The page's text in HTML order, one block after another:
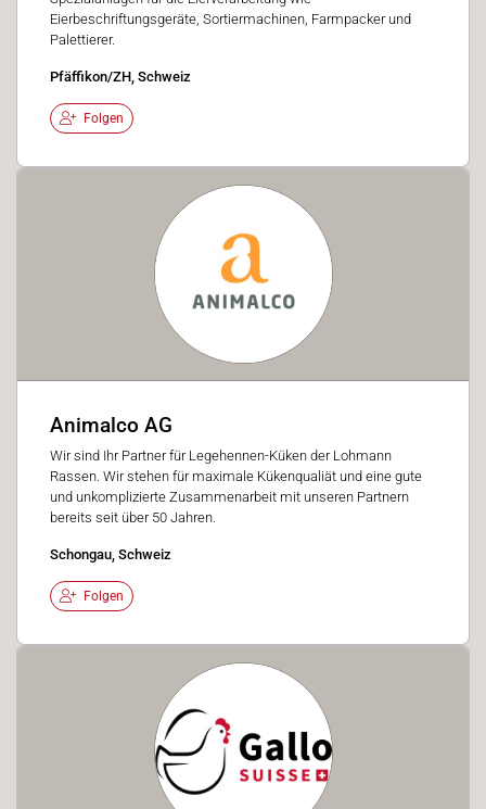
Eierbeschriftungsgeräte, Sortiermachinen, Farmpacker und
Palettierer.
Pfäffikon/ZH, Schweiz
Folgen
Animalco AG
Wir sind Ihr Partner für Legehennen-Küken der Lohmann
Rassen. Wir stehen für maximale Kükenqualiät und eine gute
und unkomplizierte Zusammenarbeit mit unseren Partnern
bereits seit über 50 Jahren.
Schongau, Schweiz
Folgen